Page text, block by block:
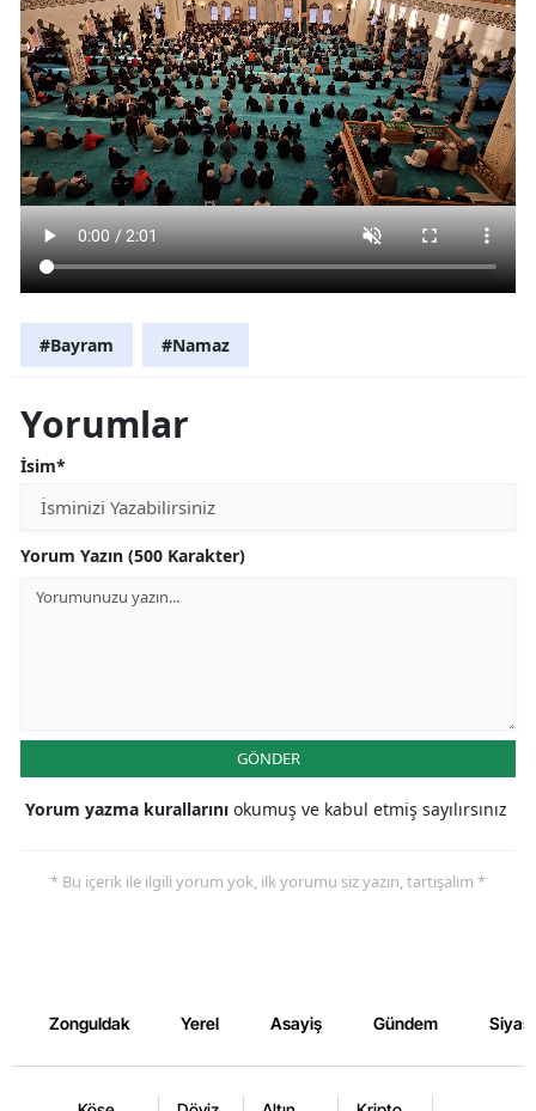
#Bayram #Namaz
Yorumlar
İsim*
Yorum Yazın (500 Karakter)
GÖNDER
Yorum yazma kurallarını okumuş ve kabul etmiş sayılırsınız
* Bu içerik ile ilgili yorum yok, ilk yorumu siz yazın, tartışalım *
Zonguldak Yerel Asayiş Gündem